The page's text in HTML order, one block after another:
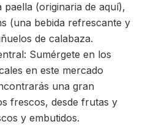
(originaria de aquí),
(una bebida refrescante y
de calabaza.
Sumérgete en los
en este mercado
una gran
frescos, desde frutas y
y embutidos.